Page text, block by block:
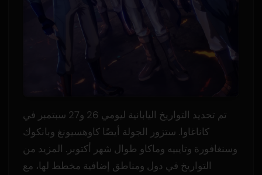
تم تحديد التواريخ اليابانية ليومي 26 و27 سبتمبر في
كاناغاوا. ستزور الجولة أيضًا كاوهسيونغ وبانكوك
وسنغافورة وتايبيه وماكاو طوال شهر أكتوبر. المزيد من
التواريخ في دول ومناطق إضافية مخطط لها، مع